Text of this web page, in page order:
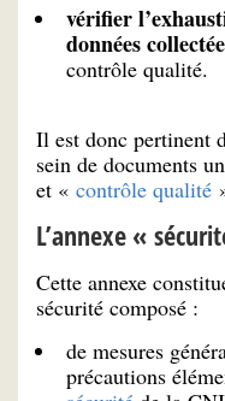
vérifier
données
contrôle qualité.
Il est donc pertinent
sein de documents
et « contrôle qualité
L’annexe «
Cette annexe
sécurité composé :
de mesures
précautions